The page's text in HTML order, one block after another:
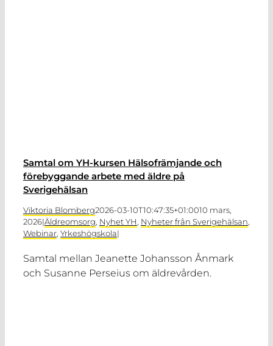
Samtal om YH-kursen Hälsofrämjande och
förebyggande arbete med äldre på
Sverigehälsan
Viktoria Blomberg2026-03-10T10:47:35+01:0010 mars,
2026|Äldreomsorg, Nyhet YH, Nyheter från Sverigehälsan,
Webinar, Yrkeshögskola|
Samtal mellan Jeanette Johansson Ånmark
och Susanne Perseius om äldrevården.